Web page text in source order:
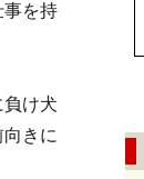
事を持
負け犬
きに